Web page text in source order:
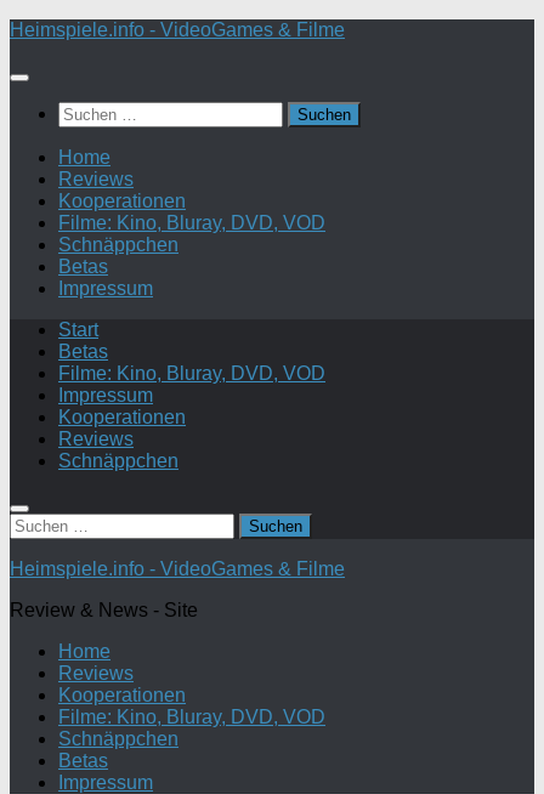
Zum
springen
Heimspiele.info - VideoGames & Filme
Suchen
nach:
Home
Reviews
Kooperationen
Filme: Kino, Bluray, DVD, VOD
Schnäppchen
Betas
Impressum
Start
Betas
Filme: Kino, Bluray, DVD, VOD
Impressum
Kooperationen
Reviews
Schnäppchen
Suchen
nach:
Heimspiele.info - VideoGames & Filme
Review & News - Site
Home
Reviews
Kooperationen
Filme: Kino, Bluray, DVD, VOD
Schnäppchen
Betas
Impressum